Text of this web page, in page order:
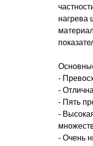
нагрева
-
-
- Пять
-
- Очень